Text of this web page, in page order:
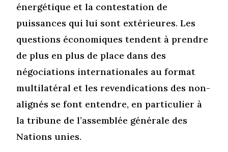
énergétique et la contestation de
puissances qui lui sont extérieures. Les
questions économiques tendent à prendre
de plus en plus de place dans des
négociations internationales au format
multilatéral et les revendications des non-
alignés se font entendre, en particulier à
la tribune de l’assemblée générale des
Nations unies.